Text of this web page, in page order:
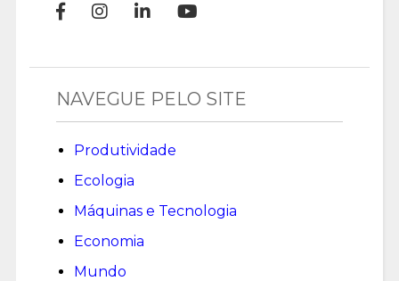
NAVEGUE PELO SITE
Produtividade
Ecologia
Máquinas e Tecnologia
Economia
Mundo